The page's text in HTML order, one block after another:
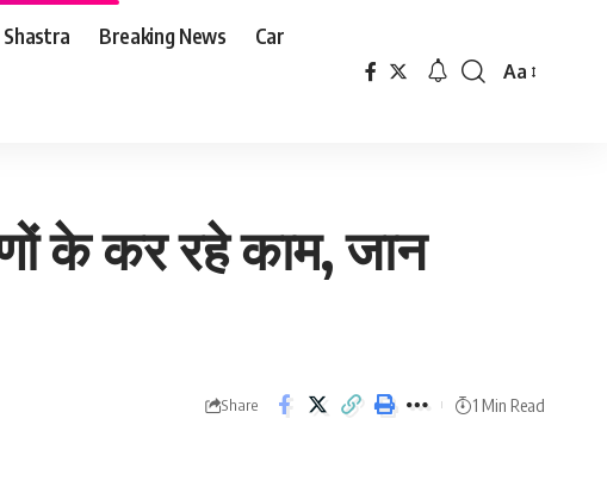
Breaking News Car
Font
Aa
के कर रहे काम, जान
Share 1 Min Read